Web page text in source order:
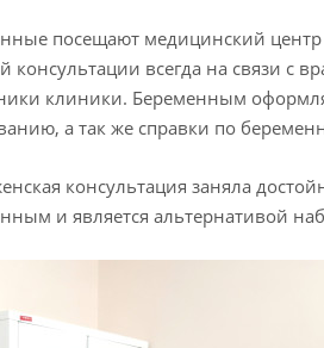
посещают медицинский
консультации всегда на связи с
клиники. Беременным
а так же справки по
консультация заняла
и является альтернативой